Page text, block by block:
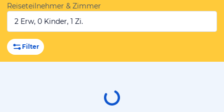
Reiseteilnehmer & Zimmer
2 Erw, 0 Kinder, 1 Zi.
Filter